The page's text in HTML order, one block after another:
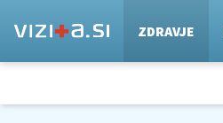
ZDRAVJE